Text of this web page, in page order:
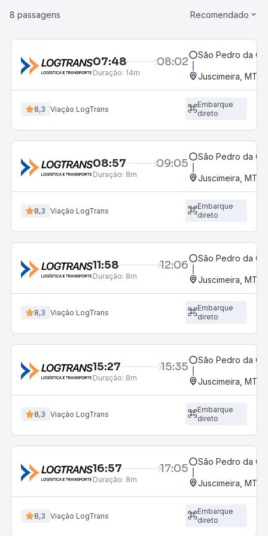
8 passagens Recomendado
07:48 08:02
Duração: 14m
São Pedro da
Juscimeira, MT
8,3 Viação LogTrans
Embarque
direto
08:57 09:05
Duração: 8m
São Pedro da
Juscimeira, MT
8,3 Viação LogTrans
Embarque
direto
11:58 12:06
Duração: 8m
São Pedro da
Juscimeira, MT
8,3 Viação LogTrans
Embarque
direto
15:27 15:35
Duração: 8m
São Pedro da
Juscimeira, MT
8,3 Viação LogTrans
Embarque
direto
16:57 17:05
Duração: 8m
São Pedro da
Juscimeira, MT
8,3 Viação LogTrans
Embarque
direto